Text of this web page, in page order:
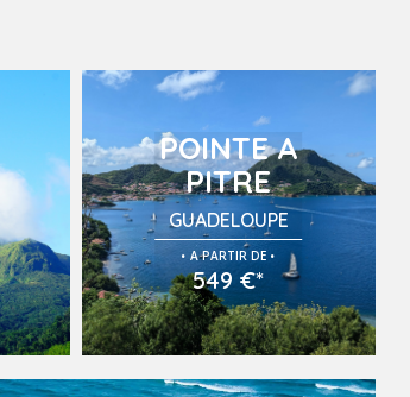
POINTE A
PITRE
GUADELOUPE
. A PARTIR DE .
549 €*